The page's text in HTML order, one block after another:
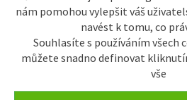
nám pomohou vylepšit váš
navést k tomu, co
Souhlasíte s používáním všech
můžete snadno definovat
vše
SKLADEM CB